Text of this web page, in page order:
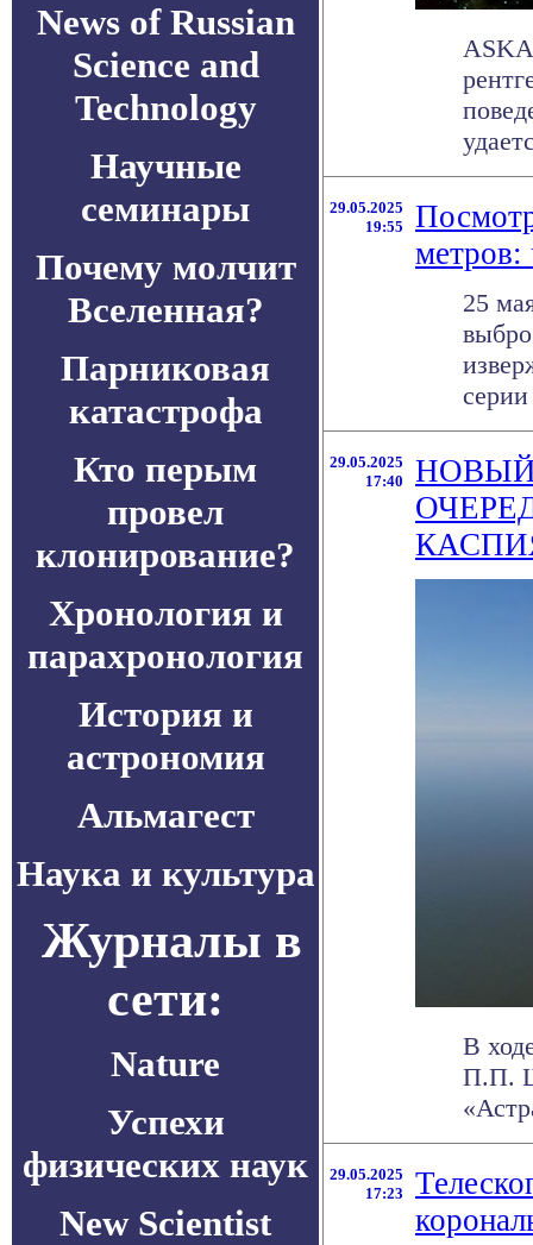
News of Russian
Science and
Technology
Научные
семинары
Почему молчит
Вселенная?
Парниковая
катастрофа
Кто перым
провел
клонирование?
Хронология и
парахронология
История и
астрономия
Альмагест
Наука и культура
Журналы в
сети:
Nature
Успехи
физических наук
New Scientist
29.05.2025
19:55
метров:
25
29.05.2025
17:40
В
П.П.
29.05.2025
17:23